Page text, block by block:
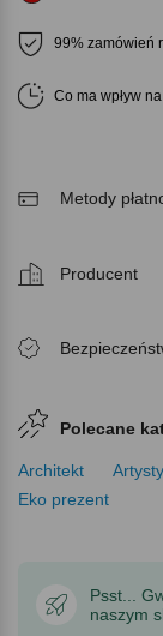
99% zamówień
Co ma wpływ
Metody
Producent
Polecane
Architekt
Eko prezent
Psst...
naszym